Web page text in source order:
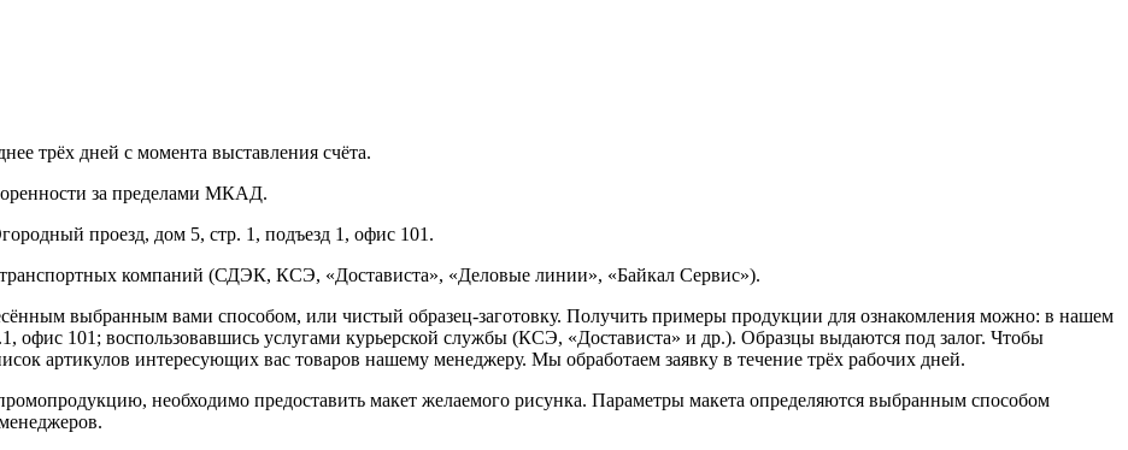
трёх дней с момента выставления счёта.
за пределами МКАД.
проезд, дом 5, стр. 1, подъезд 1, офис 101.
транспортных компаний (СДЭК, КСЭ, «Достависта», «Деловые линии», «Байкал Сервис»).
выбранным вами способом, или чистый образец-заготовку. Получить примеры продукции для ознакомления можно: в нашем
офис 101; воспользовавшись услугами курьерской службы (КСЭ, «Достависта» и др.). Образцы выдаются под залог. Чтобы
артикулов интересующих вас товаров нашему менеджеру. Мы обработаем заявку в течение трёх рабочих дней.
необходимо предоставить макет желаемого рисунка. Параметры макета определяются выбранным способом